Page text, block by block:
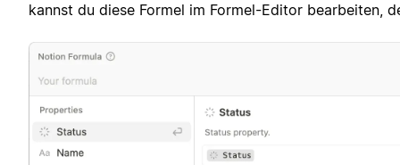
kannst du diese Formel im Formel-Editor bearbeiten,